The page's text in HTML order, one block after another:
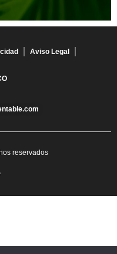
Aviso Legal
reservados